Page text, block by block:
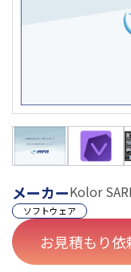
メーカーKolor
ソフトウェア
お見積もり依